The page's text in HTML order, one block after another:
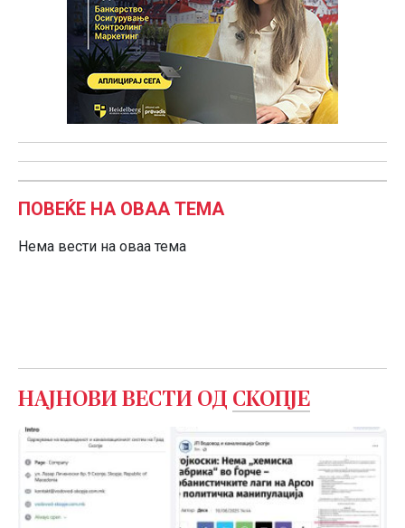
ПОВЕЌЕ НА ОВАА ТЕМА
Нема вести на оваа тема
НАЈНОВИ ВЕСТИ ОД СКОПЈЕ